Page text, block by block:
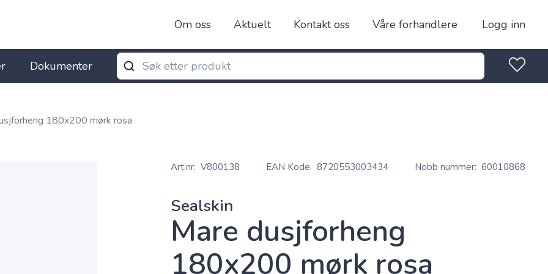
Om oss Aktuelt Kontakt oss Våre forhandlere Logg inn
Dokumenter
180x200 mørk rosa
Art.nr V800138 EAN Kode 8720553003434 Nobb nummer 60010868
Sealskin
Mare dusjforheng
180x200 mørk rosa